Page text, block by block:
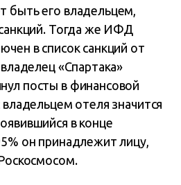
быть его владельцем,
Тогда же ИФД
в список санкций от
«Спартака»
посты в финансовой
владельцем отеля значится
в конце
он принадлежит лицу,